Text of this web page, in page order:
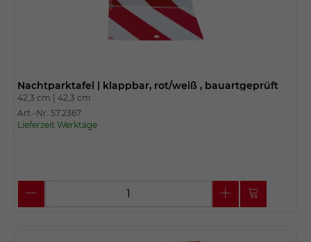
Nachtparktafel | klappbar, rot/weiß , bauartgeprüft
42,3 cm | 42,3 cm
Art.-Nr. 57.2367
Lieferzeit Werktage